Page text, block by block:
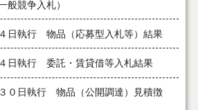
般競争入札）
日執行 物品（応募型入札等）結果
日執行 委託・賃貸借等入札結果
０日執行 物品（公開調達）見積徴